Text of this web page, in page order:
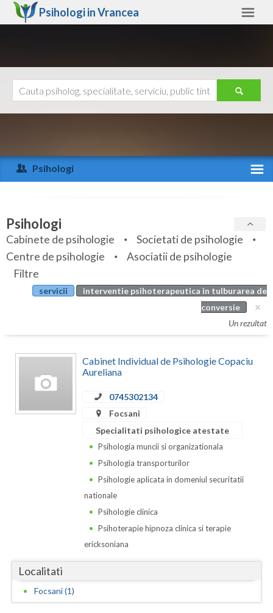
Psihologi inVrancea
Arad
Arges
Bihor
Bistrita-Nasaud
Botosani
Bucuresti
Buzau
Galati
Giurgiu
Ajutor
Psihologi
Specialitati
Servicii
Articole
Evenimente
Psihologi
Cabinete de psihologie
Societati de psihologie
Centre de psihologie
Asociatii de psihologie
Filtre
servicii
interventie psihoterapeutica in tulburarea de
conversie
Un rezultat
Cabinet Individual de Psihologie Copaciu
Aureliana
0745302134
Focsani
Specialitati psihologice atestate
Psihologia muncii si organizationala
Psihologia transporturilor
Psihologie aplicata in domeniul securitatii
nationale
Psihologie clinica
Psihoterapie hipnoza clinica si terapie
ericksoniana
Localitati
Focsani (1)